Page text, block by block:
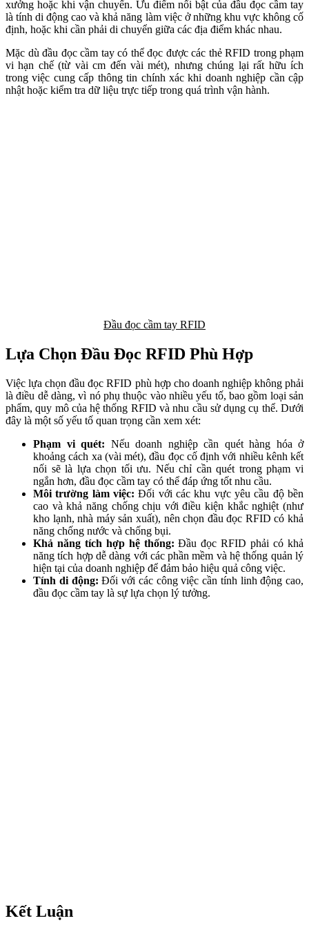
xưởng hoặc khi vận chuyển. Ưu điểm nổi bật của đầu đọc cầm tay
là tính di động cao và khả năng làm việc ở những khu vực không cố
định, hoặc khi cần phải di chuyển giữa các địa điểm khác nhau.
Mặc dù đầu đọc cầm tay có thể đọc được các thẻ RFID trong phạm
vi hạn chế (từ vài cm đến vài mét), nhưng chúng lại rất hữu ích
trong việc cung cấp thông tin chính xác khi doanh nghiệp cần cập
nhật hoặc kiểm tra dữ liệu trực tiếp trong quá trình vận hành.
Đầu đọc cầm tay RFID
Lựa Chọn Đầu Đọc RFID Phù Hợp
Việc lựa chọn đầu đọc RFID phù hợp cho doanh nghiệp không phải
là điều dễ dàng, vì nó phụ thuộc vào nhiều yếu tố, bao gồm loại sản
phẩm, quy mô của hệ thống RFID và nhu cầu sử dụng cụ thể. Dưới
đây là một số yếu tố quan trọng cần xem xét:
Phạm vi quét: Nếu doanh nghiệp cần quét hàng hóa ở
khoảng cách xa (vài mét), đầu đọc cố định với nhiều kênh kết
nối sẽ là lựa chọn tối ưu. Nếu chỉ cần quét trong phạm vi
ngắn hơn, đầu đọc cầm tay có thể đáp ứng tốt nhu cầu.
Môi trường làm việc: Đối với các khu vực yêu cầu độ bền
cao và khả năng chống chịu với điều kiện khắc nghiệt (như
kho lạnh, nhà máy sản xuất), nên chọn đầu đọc RFID có khả
năng chống nước và chống bụi.
Khả năng tích hợp hệ thống: Đầu đọc RFID phải có khả
năng tích hợp dễ dàng với các phần mềm và hệ thống quản lý
hiện tại của doanh nghiệp để đảm bảo hiệu quả công việc.
Tính di động: Đối với các công việc cần tính linh động cao,
đầu đọc cầm tay là sự lựa chọn lý tưởng.
Kết Luận